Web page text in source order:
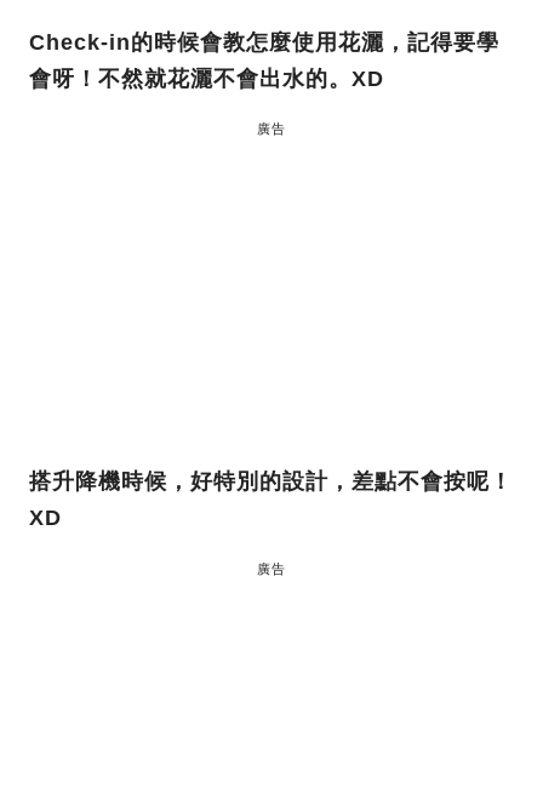
Check-in的時候會教怎麼使用花灑，記得要學
會呀！不然就花灑不會出水的。XD
廣告
搭升降機時候，好特別的設計，差點不會按呢！
XD
廣告